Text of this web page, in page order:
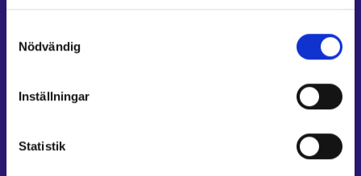
Cookies
Nödvändig
Inställningar
Statistik
Arbets- och näringsministeriet⁠
Kompetensstigen⁠